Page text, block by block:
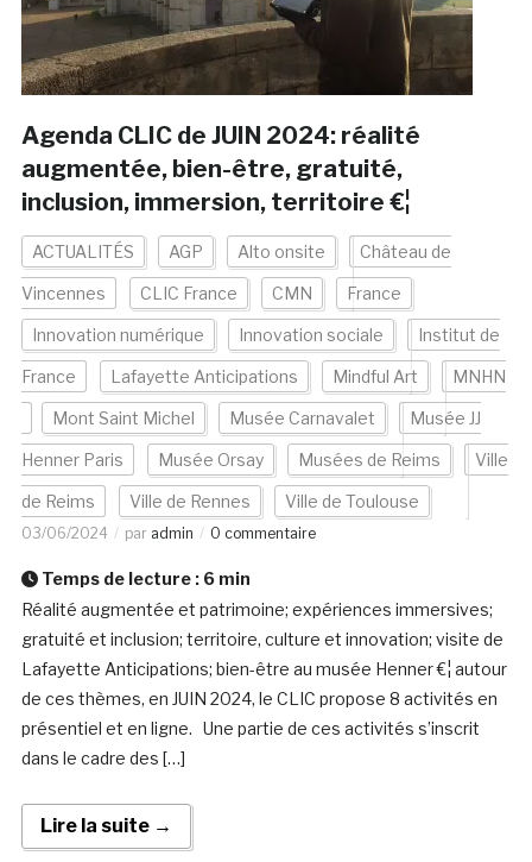
Agenda CLIC de JUIN 2024: réalité
augmentée, bien-être, gratuité,
inclusion, immersion, territoire €¦
ACTUALITÉS AGP Alto onsite Château de
Vincennes CLIC France CMN France
Innovation numérique Innovation sociale Institut de
France Lafayette Anticipations Mindful Art MNHN
Mont Saint Michel Musée Carnavalet Musée JJ
Henner Paris Musée Orsay Musées de Reims Ville
de Reims Ville de Rennes Ville de Toulouse
03/06/2024 par admin 0 commentaire
Temps de lecture : 6 min
Réalité augmentée et patrimoine; expériences immersives;
gratuité et inclusion; territoire, culture et innovation; visite de
Lafayette Anticipations; bien-être au musée Henner €¦ autour
de ces thèmes, en JUIN 2024, le CLIC propose 8 activités en
présentiel et en ligne. Une partie de ces activités s’inscrit
dans le cadre des […]
Lire la suite →